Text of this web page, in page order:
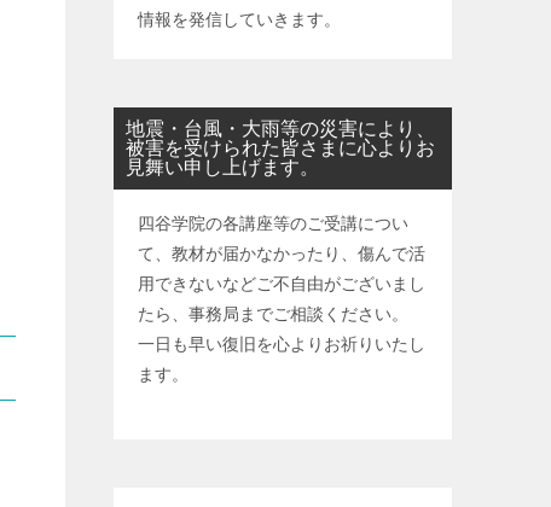
情報を発信していきます。
地震・台風・大雨等の災害により、
被害を受けられた皆さまに心よりお
見舞い申し上げます。
四谷学院の各講座等のご受講につい
て、教材が届かなかったり、傷んで活
用できないなどご不自由がございまし
たら、事務局までご相談ください。
一日も早い復旧を心よりお祈りいたし
ます。